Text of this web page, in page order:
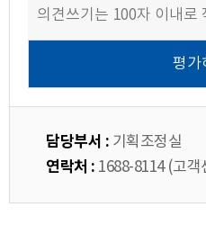
담당부서 : 기획조정실
연락처 : 1688-8114 (고객